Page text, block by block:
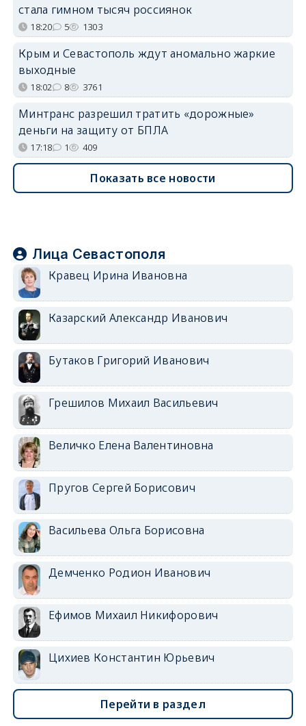
стала гимном тысяч россиянок
18:20 5 1303
Крым и Севастополь ждут аномально жаркие
выходные
18:02 8 3761
Минтранс разрешил тратить «дорожные»
деньги на защиту от БПЛА
17:18 1 409
Показать все новости
Лица Севастополя
Кравец Ирина Ивановна
Казарский Александр Иванович
Бутаков Григорий Иванович
Грешилов Михаил Васильевич
Величко Елена Валентиновна
Пругов Сергей Борисович
Васильева Ольга Борисовна
Демченко Родион Иванович
Ефимов Михаил Никифорович
Цихиев Константин Юрьевич
Перейти в раздел